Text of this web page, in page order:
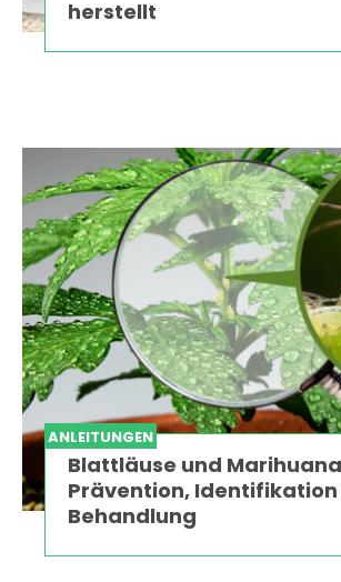
herstellt
ANLEITUNGEN
Blattläuse und
Prävention, Identifikation
Behandlung